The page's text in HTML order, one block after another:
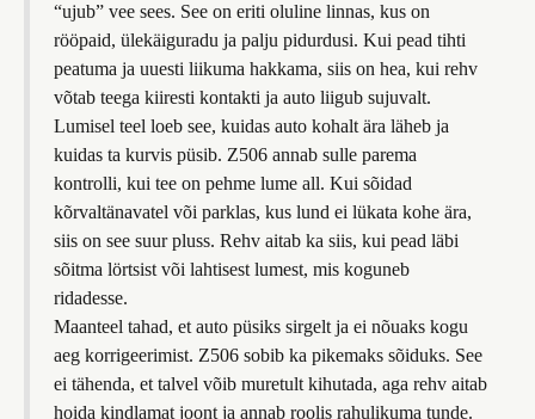
“ujub” vee sees. See on eriti oluline linnas, kus on
rööpaid, ülekäiguradu ja palju pidurdusi. Kui pead tihti
peatuma ja uuesti liikuma hakkama, siis on hea, kui rehv
võtab teega kiiresti kontakti ja auto liigub sujuvalt.
Lumisel teel loeb see, kuidas auto kohalt ära läheb ja
kuidas ta kurvis püsib. Z506 annab sulle parema
kontrolli, kui tee on pehme lume all. Kui sõidad
kõrvaltänavatel või parklas, kus lund ei lükata kohe ära,
siis on see suur pluss. Rehv aitab ka siis, kui pead läbi
sõitma lörtsist või lahtisest lumest, mis koguneb
ridadesse.
Maanteel tahad, et auto püsiks sirgelt ja ei nõuaks kogu
aeg korrigeerimist. Z506 sobib ka pikemaks sõiduks. See
ei tähenda, et talvel võib muretult kihutada, aga rehv aitab
hoida kindlamat joont ja annab roolis rahulikuma tunde.